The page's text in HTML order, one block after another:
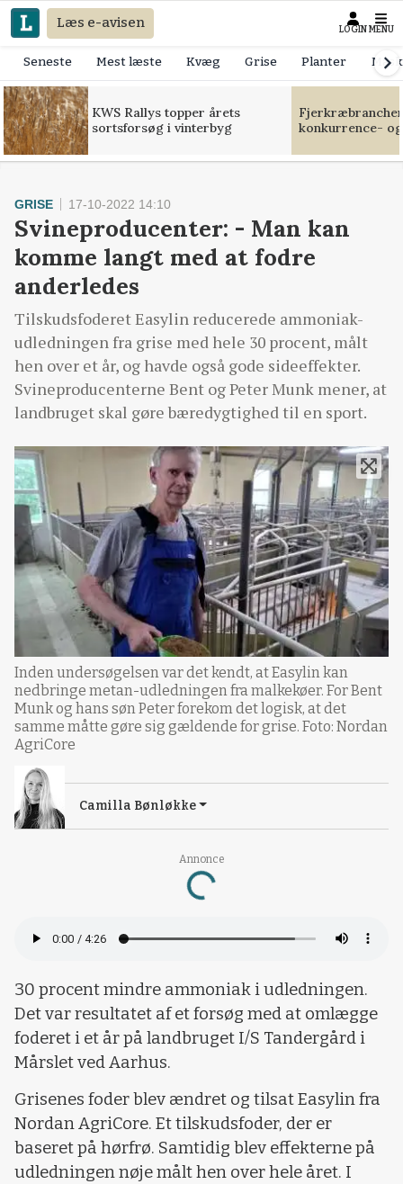
Læs e-avisen LOGIN MENU
Seneste Mest læste Kvæg Grise Planter
KWS Rallys topper årets
sortsforsøg i vinterbyg
konkurrence-
Annonce
Loading...
GRISE 17-10-2022 14:10
Svineproducenter: - Man kan
komme langt med at fodre
anderledes
Tilskudsfoderet Easylin reducerede ammoniak-
udledningen fra grise med hele 30 procent, målt
hen over et år, og havde også gode sideeffekter.
Svineproducenterne Bent og Peter Munk mener, at
landbruget skal gøre bæredygtighed til en sport.
Inden undersøgelsen var det kendt, at Easylin kan
nedbringe metan-udledningen fra malkekøer. For Bent
Munk og hans søn Peter forekom det logisk, at det
samme måtte gøre sig gældende for grise. Foto: Nordan
AgriCore
Camilla Bønløkke
30 procent mindre ammoniak i udledningen.
Det var resultatet af et forsøg med at omlægge
foderet i et år på landbruget I/S Tandergård i
Mårslet ved Aarhus.
Grisenes foder blev ændret og tilsat Easylin fra
Nordan AgriCore. Et tilskudsfoder, der er
baseret på hørfrø. Samtidig blev effekterne på
udledningen nøje målt hen over hele året. I